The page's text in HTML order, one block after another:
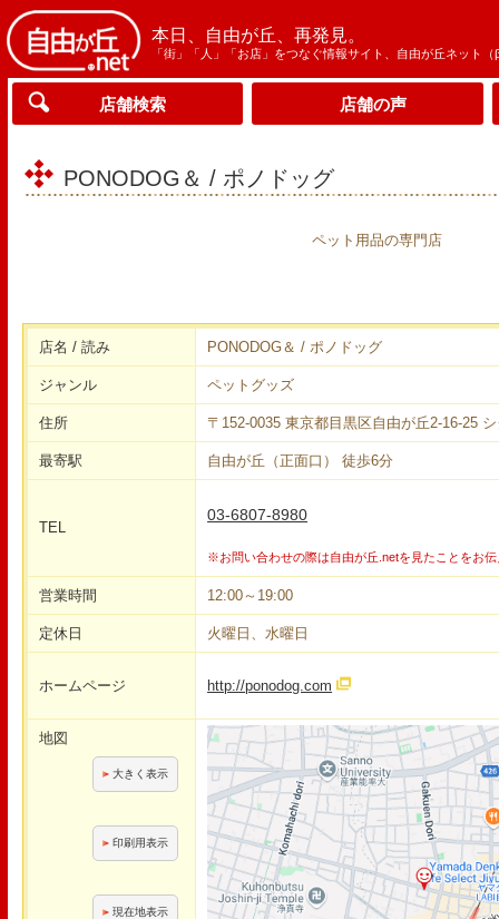
本日、自由が丘、再発見。
「街」「人」「お店」をつなぐ情報サイト、自由が丘ネット（
店舗検索 店舗の声
PONODOG＆ / ポノドッグ
ペット用品の専門店
店名 / 読み PONODOG＆ / ポノドッグ
ジャンル ペットグッズ
住所 〒152-0035 東京都目黒区自由が丘2-16-25
最寄駅 自由が丘（正面口） 徒歩6分
TEL
03-6807-8980
※お問い合わせの際は自由が丘.netを見たことをお
営業時間 12:00～19:00
定休日 火曜日、水曜日
ホームページ http://ponodog.com
地図
大きく表示
印刷用表示
現在地表示